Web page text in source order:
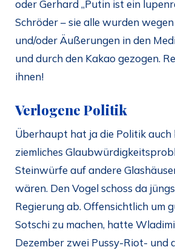
oder Gerhard „Putin ist ein
Schröder – sie alle wurden
und/oder Äußerungen in den
und durch den Kakao gezogen.
ihnen!
Verlogene Politik
Überhaupt hat ja die Politik auch
ziemliches
Steinwürfe auf andere
wären. Den Vogel schoss da
Regierung ab. Offensichtlich um
Sotschi zu machen, hatte
Dezember zwei Pussy-Riot- und